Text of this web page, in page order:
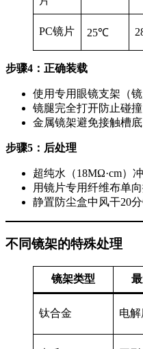
PC镜片 25℃
步骤4：正确装载
使用专用眼镜支架（镜
镜腿完全打开防止碰撞
金属镜架避免接触槽底
步骤5：后处理
超纯水（18MΩ·cm）
用镜片专用纤维布单
静置防尘盒中风干20
不同镜架的特殊处理
镜架类型
钛合金 电